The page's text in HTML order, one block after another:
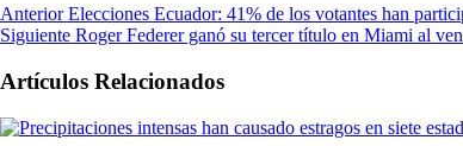
Anterior Elecciones Ecuador: 41% de los votantes han
Siguiente Roger Federer ganó su tercer título en Miami al
Artículos Relacionados